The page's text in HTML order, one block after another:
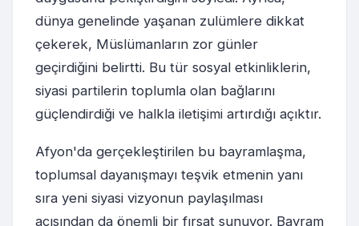
dünya genelinde yaşanan zulümlere dikkat
çekerek, Müslümanların zor günler
geçirdiğini belirtti. Bu tür sosyal etkinliklerin,
siyasi partilerin toplumla olan bağlarını
güçlendirdiği ve halkla iletişimi artırdığı açıktır.
Afyon'da gerçekleştirilen bu bayramlaşma,
toplumsal dayanışmayı teşvik etmenin yanı
sıra yeni siyasi vizyonun paylaşılması
açısından da önemli bir fırsat sunuyor. Bayram